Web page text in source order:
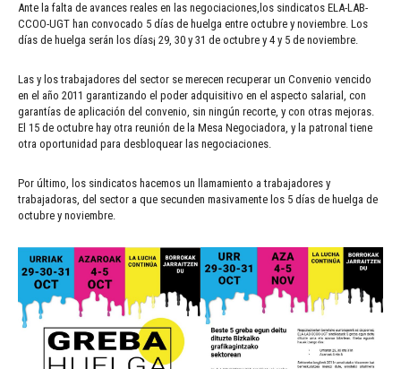
Ante la falta de avances reales en las negociaciones,los sindicatos ELA-LAB-
CCOO-UGT han convocado 5 días de huelga entre octubre y noviembre. Los
días de huelga serán los días¡ 29, 30 y 31 de octubre y 4 y 5 de noviembre.
Las y los trabajadores del sector se merecen recuperar un Convenio vencido
en el año 2011 garantizando el poder adquisitivo en el aspecto salarial, con
garantías de aplicación del convenio, sin ningún recorte, y con otras mejoras.
El 15 de octubre hay otra reunión de la Mesa Negociadora, y la patronal tiene
otra oportunidad para desbloquear las negociaciones.
Por último, los sindicatos hacemos un llamamiento a trabajadores y
trabajadoras, del sector a que secunden masivamente los 5 días de huelga de
octubre y noviembre.